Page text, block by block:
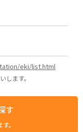
eki/list.html
します。
す
。